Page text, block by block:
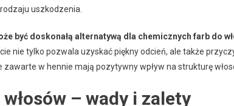
uszkodzenia.
być doskonałą alternatywą dla chemicznych farb do
nie tylko pozwala uzyskać piękny odcień, ale także
zawarte w hennie mają pozytywny wpływ na strukturę
– wady i zalety